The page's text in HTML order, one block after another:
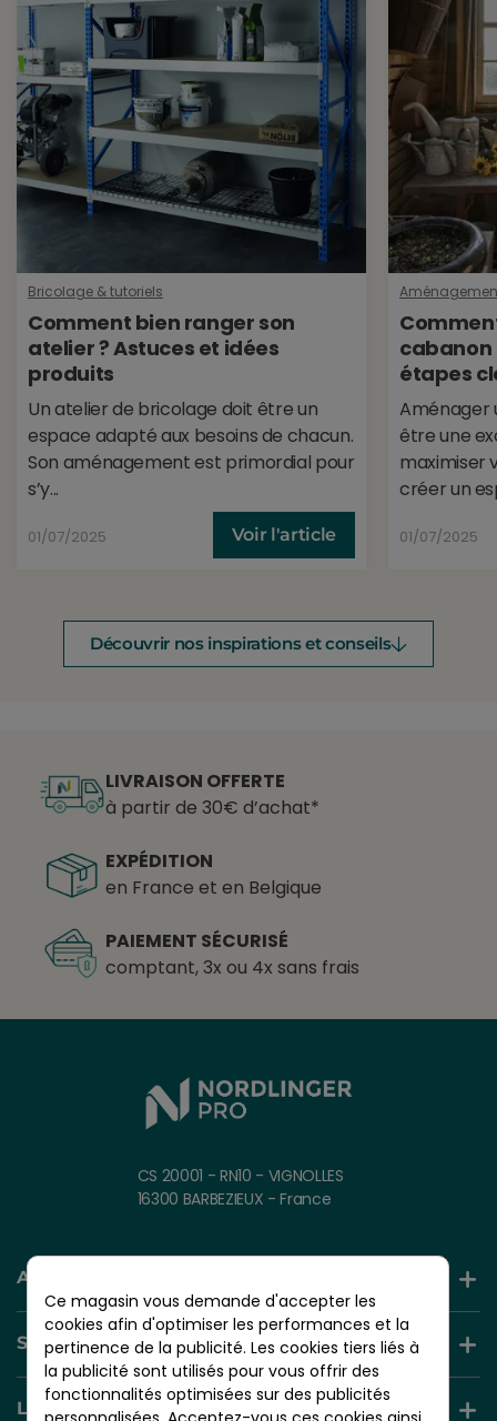
Références spécifiques
EAN-13
3354769999462
ÉtatNeuf
Bricolage & tutoriels
Comment bien ranger son
atelier ? Astuces et idées
produits
Un atelier de bricolage doit être un
espace adapté aux besoins de chacun.
Son aménagement est primordial pour
s’y...
01/07/2025 Voir l'article
cabanon
étapes
Aménager
être une
maximiser
créer un
01/07/2025
Découvrir nos inspirations et conseils
LIVRAISON OFFERTE
à partir de 30€ d’achat*
EXPÉDITION
en France et en Belgique
PAIEMENT SÉCURISÉ
comptant, 3x ou 4x sans frais
CS 20001 - RN10 - VIGNOLLES
16300 BARBEZIEUX - France
AIDE ET INFORMATION
SERVICES +
LIENS UTILES
Ce magasin vous demande d'accepter les
cookies afin d'optimiser les performances et la
pertinence de la publicité. Les cookies tiers liés à
la publicité sont utilisés pour vous offrir des
fonctionnalités optimisées sur des publicités